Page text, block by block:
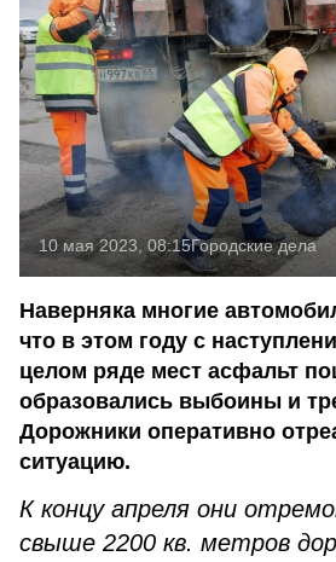
10 мая 2023, 08:15Городские дела
Наверняка многие
что в этом году с
целом ряде мест асфальт
образовались выбоины и
Дорожники оперативно
ситуацию.
К концу апреля они
свыше 2200 кв. метров